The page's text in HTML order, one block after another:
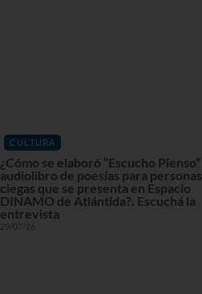
CULTURA
¿Cómo se elaboró “Escucho Pienso”
audiolibro de poesías para personas
ciegas que se presenta en Espacio
DINAMO de Atlántida?. Escuchá la
entrevista
29/07/26